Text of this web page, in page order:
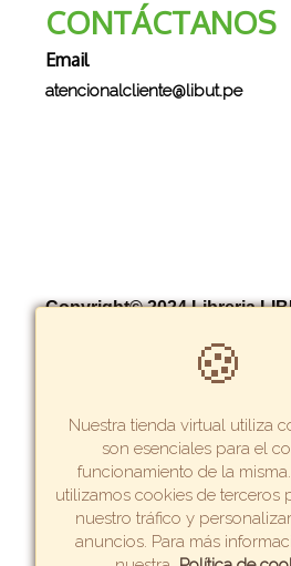
CONTÁCTANOS
Email
atencionalcliente@libut.pe
Copyright© 2024 Libreria
Política de
🍪
Nuestra tienda virtual utiliza
son esenciales para el
funcionamiento de la
utilizamos cookies de terceros
nuestro tráfico y
anuncios. Para más